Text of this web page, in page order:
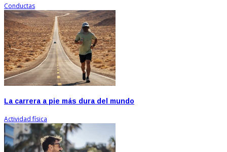
Conductas
La carrera a pie más dura del mundo
Actividad física